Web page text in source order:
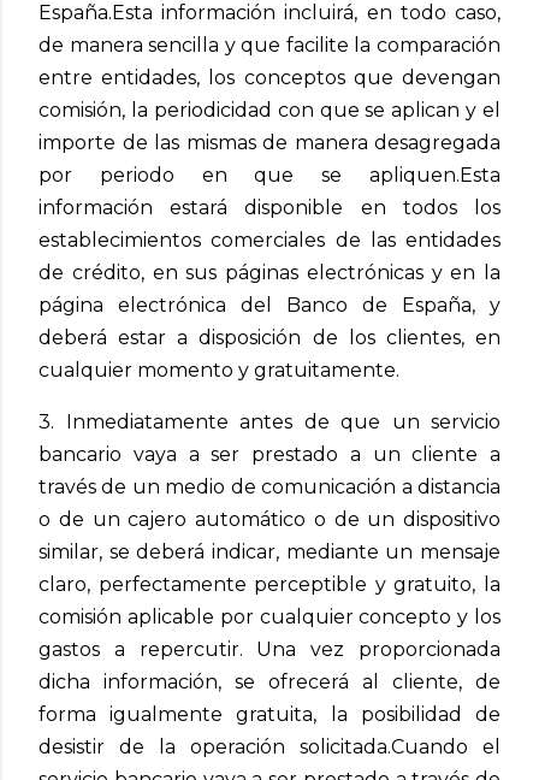
España.Esta información incluirá, en todo caso,
de manera sencilla y que facilite la comparación
entre entidades, los conceptos que devengan
comisión, la periodicidad con que se aplican y el
importe de las mismas de manera desagregada
por periodo en que se apliquen.Esta
información estará disponible en todos los
establecimientos comerciales de las entidades
de crédito, en sus páginas electrónicas y en la
página electrónica del Banco de España, y
deberá estar a disposición de los clientes, en
cualquier momento y gratuitamente.
3. Inmediatamente antes de que un servicio
bancario vaya a ser prestado a un cliente a
través de un medio de comunicación a distancia
o de un cajero automático o de un dispositivo
similar, se deberá indicar, mediante un mensaje
claro, perfectamente perceptible y gratuito, la
comisión aplicable por cualquier concepto y los
gastos a repercutir. Una vez proporcionada
dicha información, se ofrecerá al cliente, de
forma igualmente gratuita, la posibilidad de
desistir de la operación solicitada.Cuando el